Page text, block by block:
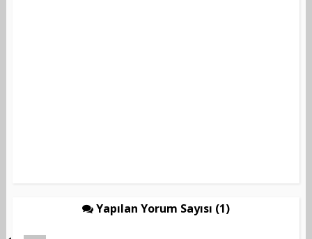
Yapılan Yorum Sayısı (1)